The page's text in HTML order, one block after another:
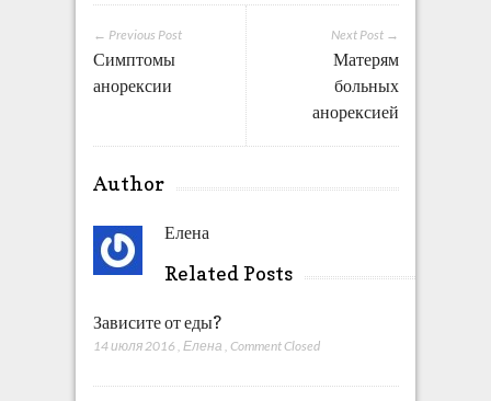
Next Post →
Матерям
больных
анорексией
← Previous Post
Симптомы
анорексии
Author
Елена
Related Posts
Зависите от еды?
14 июля 2016 , Елена , Comment Closed